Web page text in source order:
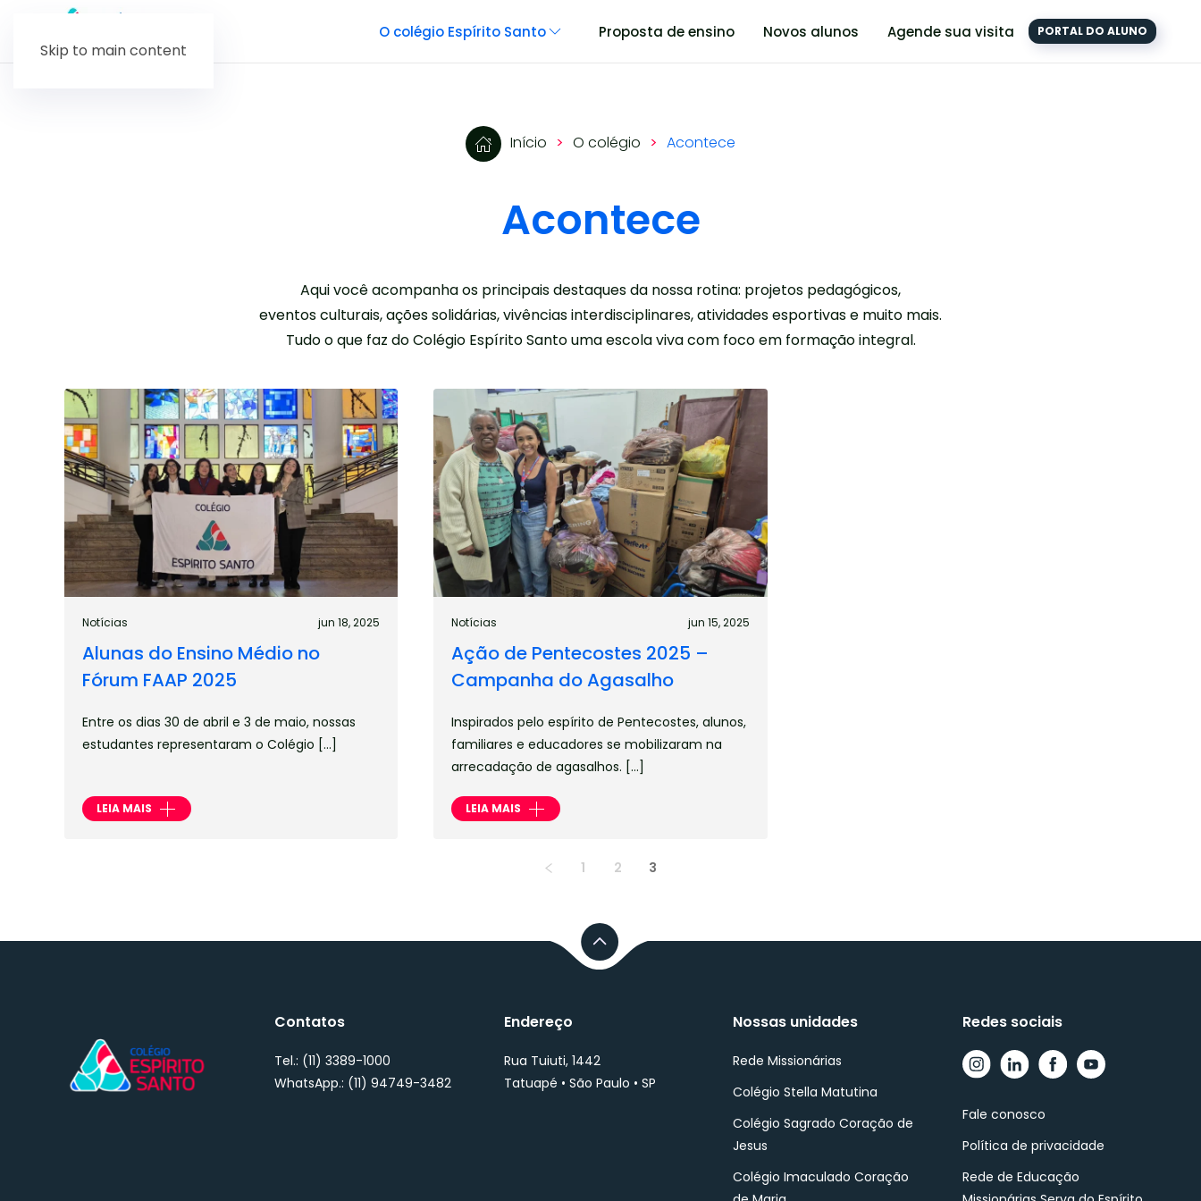
Skip to main content
O colégio Espírito Santo Proposta de ensino Novos alunos Agende sua visita PORTAL DO ALUNO
Início O colégio Acontece
Acontece
Aqui você acompanha os principais destaques da nossa rotina: projetos pedagógicos,
eventos culturais, ações solidárias, vivências interdisciplinares, atividades esportivas e muito mais.
Tudo o que faz do Colégio Espírito Santo uma escola viva com foco em formação integral.
jun 18, 2025
Notícias
Alunas do Ensino Médio no
Fórum FAAP 2025
Entre os dias 30 de abril e 3 de maio, nossas
estudantes representaram o Colégio […]
LEIA MAIS
jun 15, 2025
Notícias
Ação de Pentecostes 2025 –
Campanha do Agasalho
Inspirados pelo espírito de Pentecostes, alunos,
familiares e educadores se mobilizaram na
arrecadação de agasalhos. […]
LEIA MAIS
1 2 3
Contatos
Tel.: (11) 3389-1000
WhatsApp.: (11) 94749-3482
Endereço
Rua Tuiuti, 1442
Tatuapé • São Paulo • SP
Nossas unidades
Rede Missionárias
Colégio Stella Matutina
Colégio Sagrado Coração de
Jesus
Colégio Imaculado Coração
Redes sociais
Fale conosco
Política de privacidade
Rede de Educação